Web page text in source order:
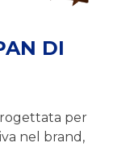
DI
per
nel brand,